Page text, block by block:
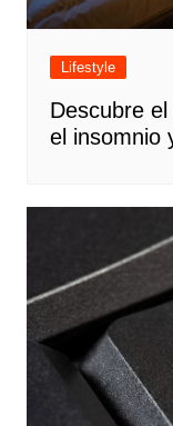
Lifestyle
Descubre
el insomnio